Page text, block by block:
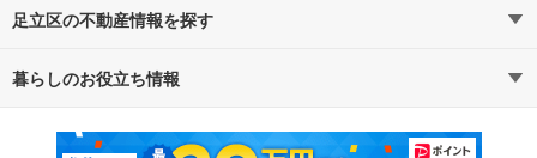
路線・駅から探す
通勤・通学時間から探す
足立区の不動産情報を探す
不動産・住宅
新築マンション 中古マンション
暮らしのお役立ち情報
マンションカタログ 教えて！住まいの先生